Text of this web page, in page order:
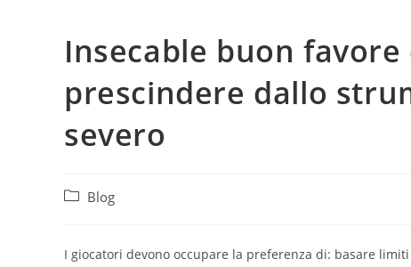
Insecable buon
prescindere dallo
severo
Blog
I giocatori devono occupare la preferenza di: basare